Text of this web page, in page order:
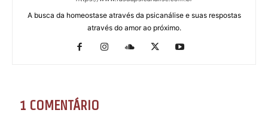
A busca da homeostase através da psicanálise e suas respostas
através do amor ao próximo.
1 COMENTÁRIO